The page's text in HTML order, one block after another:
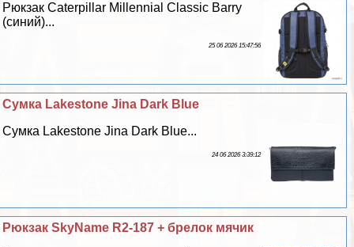
Рюкзак Caterpillar Millennial Classic Barry
(синий)...
25 06 2026 15:47:56
Сумка Lakestone Jina Dark Blue
Сумка Lakestone Jina Dark Blue...
24 06 2026 3:39:12
Рюкзак SkyName R2-187 + брелок мячик